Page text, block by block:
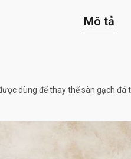
Mô tả
dùng để thay thế sàn gạch